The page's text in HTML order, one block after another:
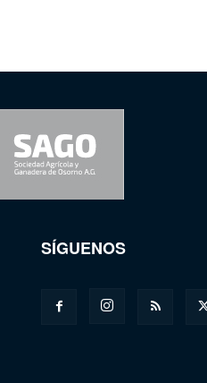
SÍGUENOS